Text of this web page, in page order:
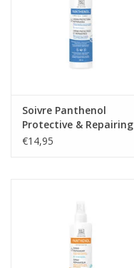
Soivre Panthenol
Protective & Repairing
Cream 8%
€14,95